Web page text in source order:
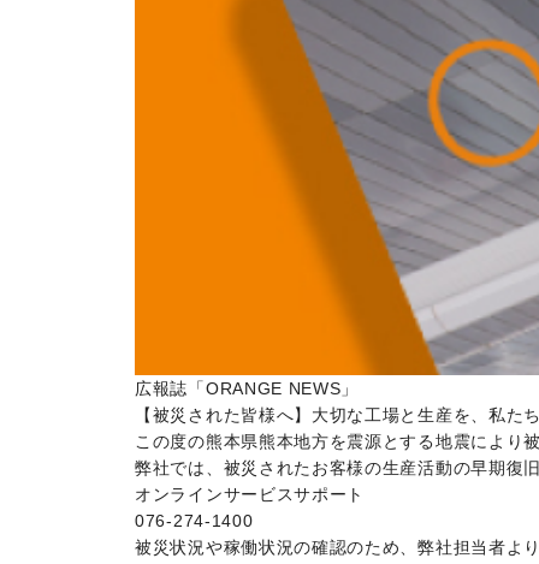
広報誌「ORANGE NEWS」
【被災された皆様へ】大切な工場と生産を、私た
この度の熊本県熊本地方を震源とする地震により
弊社では、被災されたお客様の生産活動の早期復
オンラインサービスサポート
076-274-1400
被災状況や稼働状況の確認のため、弊社担当者よ